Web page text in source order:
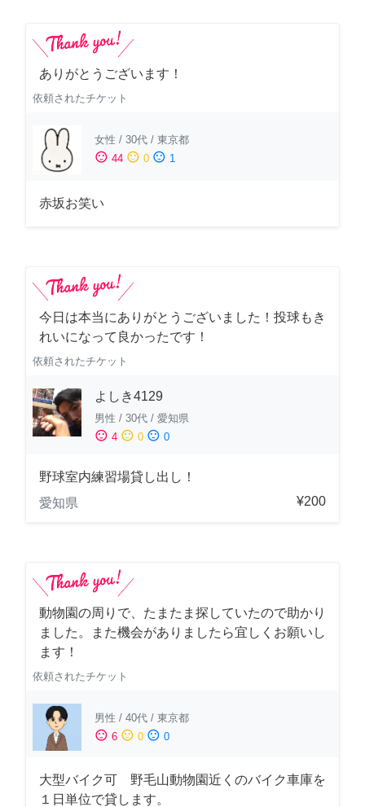
ありがとうございます！
依頼されたチケット
女性 / 30代 / 東京都
sentiment_satisfied 44 sentiment_neutral 0 sentiment_dissatisfied 1
赤坂お笑い
今日は本当にありがとうございました！投球もき
れいになって良かったです！
依頼されたチケット
よしき4129
男性 / 30代 / 愛知県
sentiment_satisfied 4 sentiment_neutral 0 sentiment_dissatisfied 0
野球室内練習場貸し出し！
愛知県
¥200
動物園の周りで、たまたま探していたので助かり
ました。また機会がありましたら宜しくお願いし
ます！
依頼されたチケット
男性 / 40代 / 東京都
sentiment_satisfied 6 sentiment_neutral 0 sentiment_dissatisfied 0
大型バイク可 野毛山動物園近くのバイク車庫を
１日単位で貸します。